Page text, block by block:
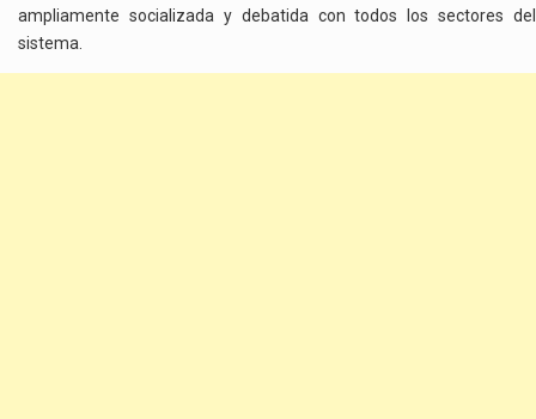
ampliamente socializada y debatida con todos los sectores del
sistema.